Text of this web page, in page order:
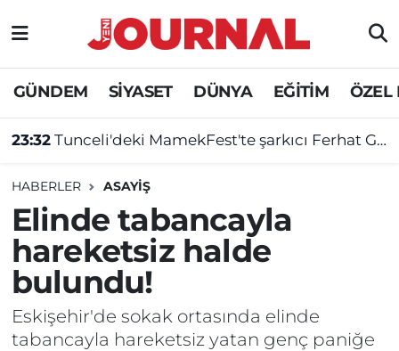
GÜNDEM SİYASET DÜNYA EĞİTİM ÖZEL
23:32 Tunceli'deki MamekFest'te şarkıcı Ferhat Göçer konser verdi
HABERLER ASAYİŞ
Elinde tabancayla
hareketsiz halde
bulundu!
Eskişehir'de sokak ortasında elinde
tabancayla hareketsiz yatan genç paniğe
GÜNDEM
SİYASET
DÜNYA
EĞİTİM
ÖZEL HABER
Nöbetçi Eczaneler
Hava Durumu
Süper Lig Puan Durumu ve Fikstür
Tüm Manşetler
Son Dakika Haberleri
Haber Arşivi